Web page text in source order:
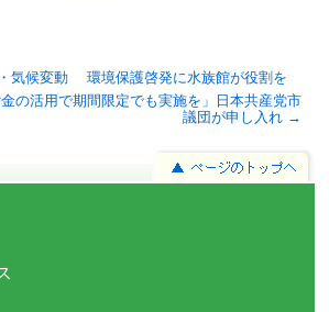
気候変動 環境保護啓発に水族館が役割を
金の活用で期間限定でも実施を」日本共産党市
議団が申し入れ →